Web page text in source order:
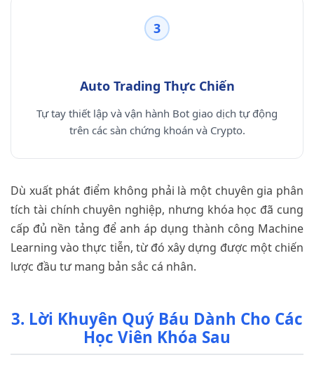
3
Auto Trading Thực Chiến
Tự tay thiết lập và vận hành Bot giao dịch tự động
trên các sàn chứng khoán và Crypto.
Dù xuất phát điểm không phải là một chuyên gia phân
tích tài chính chuyên nghiệp, nhưng khóa học đã cung
cấp đủ nền tảng để anh áp dụng thành công Machine
Learning vào thực tiễn, từ đó xây dựng được một chiến
lược đầu tư mang bản sắc cá nhân.
3. Lời Khuyên Quý Báu Dành Cho Các
Học Viên Khóa Sau